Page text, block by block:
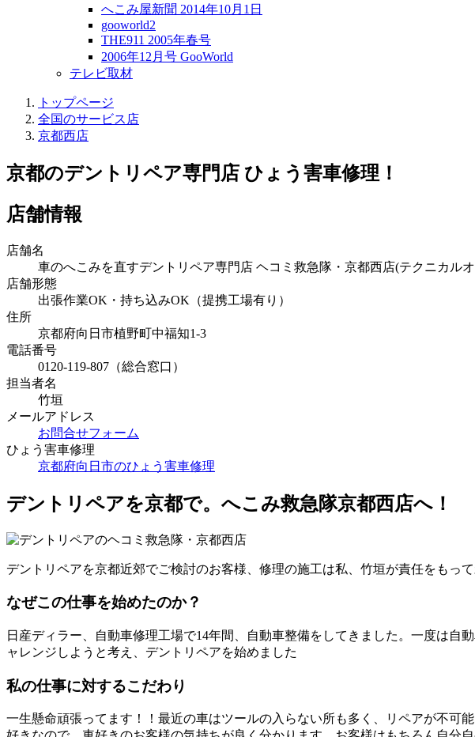
へこみ屋新聞 2014年10月1日
gooworld2
THE911 2005年春号
2006年12月号 GooWorld
テレビ取材
トップページ
全国のサービス店
京都西店
京都のデントリペア専門店 ひょう害車修理！
店舗情報
店舗名
車のへこみを直すデントリペア専門店 ヘコミ救急隊・京都西店(テクニカル
店舗形態
出張作業OK・持ち込みOK（提携工場有り）
住所
京都府向日市植野町中福知1-3
電話番号
0120-119-807（総合窓口）
担当者名
竹垣
メールアドレス
お問合せフォーム
ひょう害車修理
京都府向日市のひょう害車修理
デントリペアを京都で。へこみ救急隊京都西店へ！
デントリペアを京都近郊でご検討のお客様、修理の施工は私、竹垣が責任をもっ
なぜこの仕事を始めたのか？
日産ディラー、自動車修理工場で14年間、自動車整備をしてきました。一度は
ャレンジしようと考え、デントリペアを始めました
私の仕事に対するこだわり
一生懸命頑張ってます！！最近の車はツールの入らない所も多く、リペアが不可